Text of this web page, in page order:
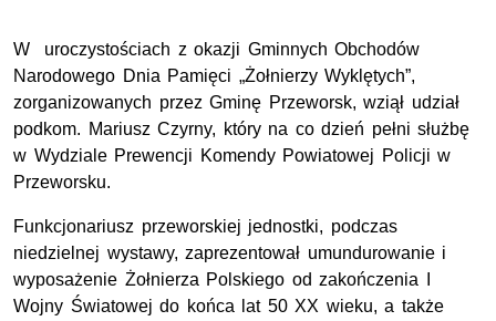
W uroczystościach z okazji Gminnych Obchodów
Narodowego Dnia Pamięci „Żołnierzy Wyklętych”,
zorganizowanych przez Gminę Przeworsk, wziął udział
podkom. Mariusz Czyrny, który na co dzień pełni służbę
w Wydziale Prewencji Komendy Powiatowej Policji w
Przeworsku.
Funkcjonariusz przeworskiej jednostki, podczas
niedzielnej wystawy, zaprezentował umundurowanie i
wyposażenie Żołnierza Polskiego od zakończenia I
Wojny Światowej do końca lat 50 XX wieku, a także